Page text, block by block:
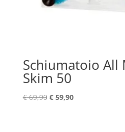
Schiumatoio All
Skim 50
€69,90 Il
€59,90Il